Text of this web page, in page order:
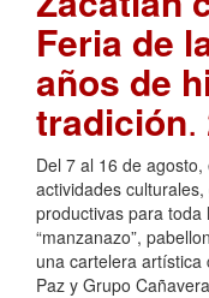
Feria de
años de
tradición.
Del 7 al 16 de
actividades
productivas para toda
“manzanazo”,
una cartelera artística
Paz y Grupo